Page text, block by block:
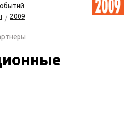
2009